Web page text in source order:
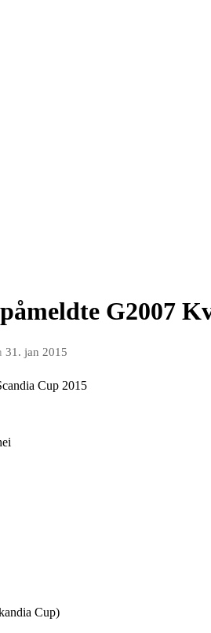
G2007
31. jan 2015
Cup 2015
Cup)